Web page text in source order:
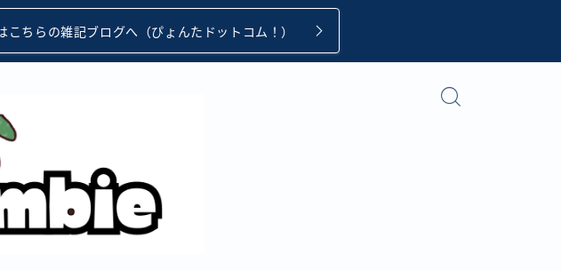
こちらの雑記ブログへ（ぴょんたドットコム！）